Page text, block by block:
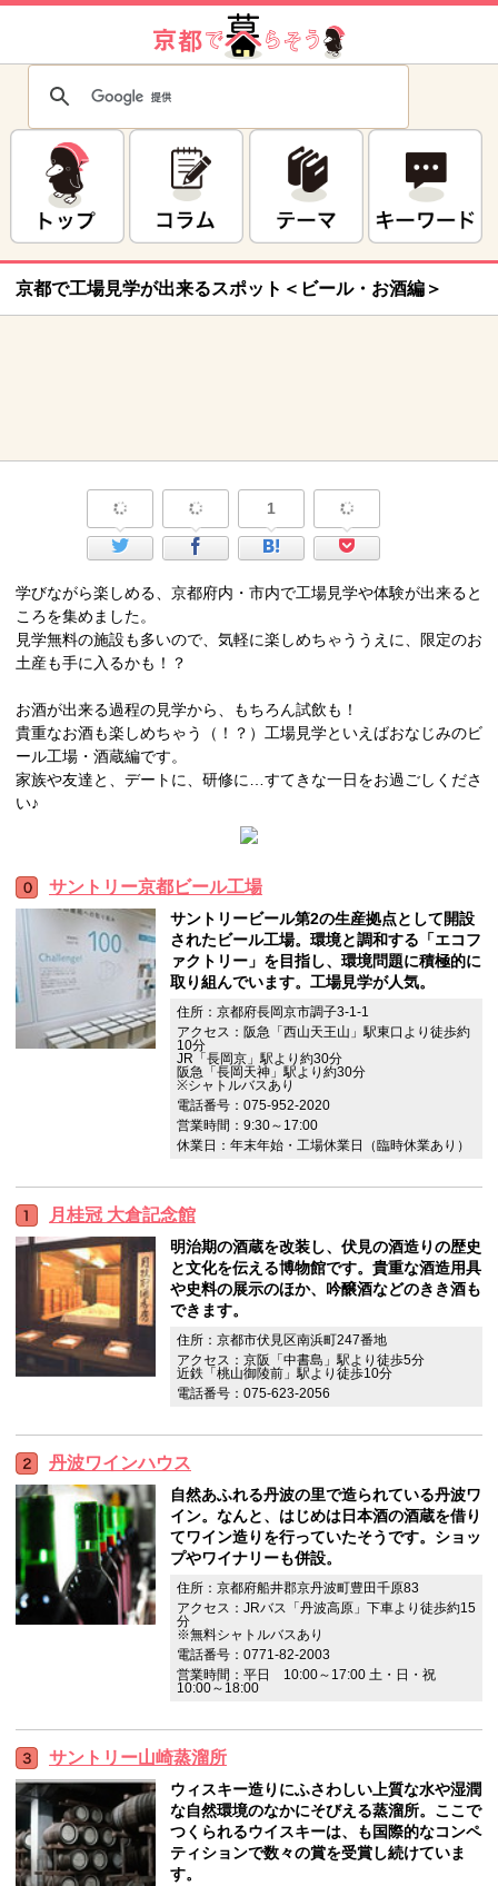
京都で工場見学が出来るスポット＜ビール・お酒編＞
1
学びながら楽しめる、京都府内・市内で工場見学や体験が出来ると
ころを集めました。
見学無料の施設も多いので、気軽に楽しめちゃううえに、限定のお
土産も手に入るかも！？
お酒が出来る過程の見学から、もちろん試飲も！
貴重なお酒も楽しめちゃう（！？）工場見学といえばおなじみのビ
ール工場・酒蔵編です。
家族や友達と、デートに、研修に…すてきな一日をお過ごしくださ
い♪
サントリー京都ビール工場
サントリービール第2の生産拠点として開設
されたビール工場。環境と調和する「エコフ
ァクトリー」を目指し、環境問題に積極的に
取り組んでいます。工場見学が人気。
住所：京都府長岡京市調子3-1-1
アクセス：阪急「西山天王山」駅東口より徒歩約
10分
JR「長岡京」駅より約30分
阪急「長岡天神」駅より約30分
※シャトルバスあり
電話番号：075-952-2020
営業時間：9:30～17:00
休業日：年末年始・工場休業日（臨時休業あり）
月桂冠 大倉記念館
明治期の酒蔵を改装し、伏見の酒造りの歴史
と文化を伝える博物館です。貴重な酒造用具
や史料の展示のほか、吟醸酒などのきき酒も
できます。
住所：京都市伏見区南浜町247番地
アクセス：京阪「中書島」駅より徒歩5分
近鉄「桃山御陵前」駅より徒歩10分
電話番号：075-623-2056
丹波ワインハウス
自然あふれる丹波の里で造られている丹波ワ
イン。なんと、はじめは日本酒の酒蔵を借り
てワイン造りを行っていたそうです。ショッ
プやワイナリーも併設。
住所：京都府船井郡京丹波町豊田千原83
アクセス：JRバス「丹波高原」下車より徒歩約15
分
※無料シャトルバスあり
電話番号：0771-82-2003
営業時間：平日 10:00～17:00 土・日・祝
10:00～18:00
サントリー山崎蒸溜所
ウィスキー造りにふさわしい上質な水や湿潤
な自然環境のなかにそびえる蒸溜所。ここで
つくられるウイスキーは、も国際的なコンペ
ティションで数々の賞を受賞し続けていま
す。